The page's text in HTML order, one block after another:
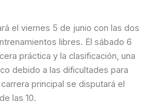
el viernes 5 de junio con las dos
libres. El sábado 6
práctica y la clasificación, una
debido a las dificultades para
principal se disputará el
las 10.